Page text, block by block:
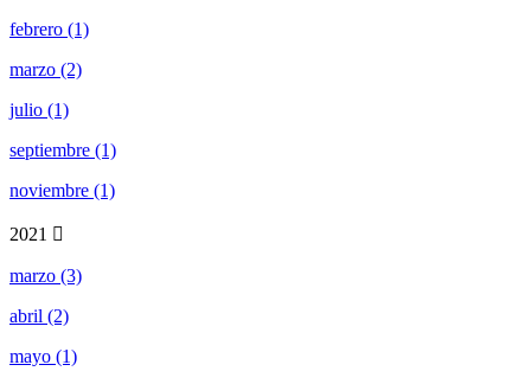
febrero (1)
marzo (2)
julio (1)
septiembre (1)
noviembre (1)
2021
marzo (3)
abril (2)
mayo (1)